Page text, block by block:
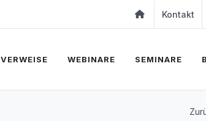
Kontakt
VERWEISE WEBINARE SEMINARE